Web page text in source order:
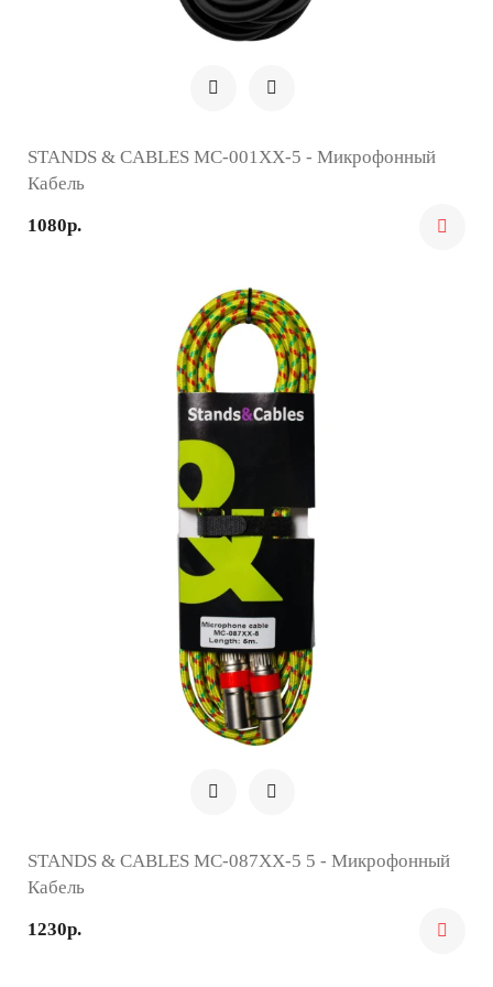
STANDS & CABLES MC-001XX-5 - Микрофонный
Кабель
1080р.
STANDS & CABLES MC-087XX-5 5 - Микрофонный
Кабель
1230р.